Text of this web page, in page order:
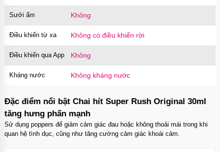
tối giản
trong suốt
OPC17PR trị giá
Ốp lưng MagSafe iPhone 17 Clear Case trong
Mã
OPC17
Ốp lưng iPhone 17 Pro Max Clear Case
Magnetic trong suốt
Mã OPC17MXtrị giá70.000₫
Sưởi ấm Không
Điều khiển từ xa Không có điều khiển rời
Điều khiển qua App Không
Kháng nước Không kháng nước
Đặc điểm nổi bật Chai hít Super Rush Original 30ml
tăng hưng phấn mạnh
Sử dụng poppers để giảm cảm giác đau hoặc không thoải mái trong khi
quan hệ tình dục, cũng như tăng cường cảm giác khoái cảm.